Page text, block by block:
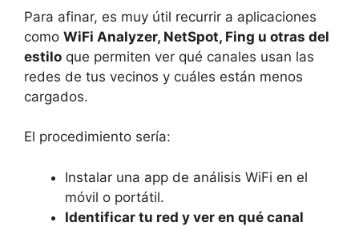
Para afinar, es muy útil recurrir a aplicaciones
como WiFi Analyzer, NetSpot, Fing u otras del
estilo que permiten ver qué canales usan las
redes de tus vecinos y cuáles están menos
cargados.
El procedimiento sería:
Instalar una app de análisis WiFi en el
móvil o portátil.
Identificar tu red y ver en qué canal